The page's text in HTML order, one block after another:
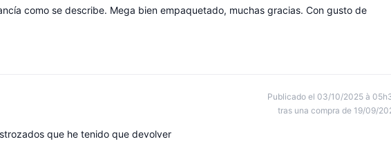
como se describe. Mega bien empaquetado, muchas gracias. Con gusto de
Publicado el 03/10/2025 à
tras una compra de 19/09/
que he tenido que devolver